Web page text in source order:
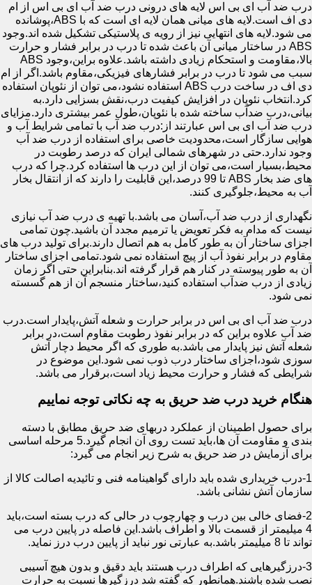
درب ضد آب ای بی اس لایه های درونی درب ضد آب ای بی اس از ام
دی اف است.لایه های میانی همان لایه ای است که با ABS،پوشانده
می شود.لایه های انتهایی نیز از رویه ی پلاستیکی تشکیل شده اند.وجود
ABS در ساختار میانی آن باعث شده تا درب در برابر فشار و حرارت
بالا،مقاومت و استحکام زیادی داشته باشد.علاوه براین،وجود ABS
سبب می شود تا درب در برابر فشارهای فیزیکی،مقاوم باشد.اگر از ام
دی اف در ساخت درب ABS استفاده نشود،می توان از نئوپان استفاده
کرد.انتخاب نئوپان در افزایش کیفیت درب،نقش بسزایی دارد.به
بیانی،درب ضدآب ساخته شده با نئوپان،طول عمر بیشتری دارد.مزایای
درب ضد آب ای بی اس عبارتند از:درب ضد آب با تمامی شرایط آب و
هوایی سازگار است،محدودیت خاصی برای استفاده از درب ضد آب
وجود ندارد.حتی در شهرهای شمالی ایران که درصد رطوبت در
محیط،بسیار است،می توان از این درب ها استفاده کرد.چرا که درب
های ضد بخار ABS تا 99 درصد،این قابلیت را دارند که از انتقال بخار
آب به محیط،جلوگیری کنند.
نگهداری از درب ضد آب،آسان می باشد.با تهیه ی درب ضد آب نیازی
نیست که مدام به فکر تعویض یا ترمیم مجدد آن باشید.چون تمامی
اجزای ساختار آن به طور کامل به هم اتصال دارند.برای تولید درب های
مقاوم در برابر نفوذ آب از پیچ استفاده نمی شود.تمامی اجزای ساختار
آن به طور پیوسته در کنار هم قرار گرفته اند.بنابراین حتی اگر زمان
زیادی از درب ضدآب استفاده کنید،ساختار منسجم آن از هم گسسته
نمی شود.
درب ضد آب ای بی اس در برابر حرارت و شعله آتش،پایدار است.درب
ضد آب علاوه براین که در برابر نفوذ رطوبت مقاوم است،در برابر
شعله آتش نیز پایدار می باشد.به طوری که اگر محیط دچار آتش
سوزی شود،اجزای ساختار درب ذوب نمی شود.این موضوع در
شرایطی که فشار و حرارت محیط زیاد است،برقرار می باشد.
هنگام خرید درب ضد حریق به چه نکاتی توجه نماییم
برای حصول اطمینان از عملکرد دربهای ضد حریق مطابق با دسته
بندی و مقاومت آن ها،باید تست روی آن انجام گیرد.5 مرحله اساسی
برای آزمایش در ضد حریق به شرح زیر انجام می گیرد:
1-درب خریداری شده باید دارای گواهینامه فنی و تائیدیه اصالت کالا از
سازمان آتش نشانی باشد.
2-فضای خالی بین درب و چهارچوب در حالی که درب بسته است،باید
4 میلیمتر از قسمت بالا و اطراف باشد.این فاصله در پایین درب می
تواند تا 8 میلیمتر باشد.به عبارتی نور نباید از پایین درب درز نماید.
3-درزگیرهایی که اطراف درب هستند باید دقیق و بدون هیچ آسیبی
نصب شده باشند.همانطور که گفته شد درزگیرها نسبت به حرارت